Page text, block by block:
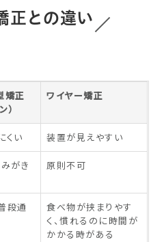
正との違い
矯正
）
ワイヤー矯正
くい 装置が見えやすい
がき
原則不可
段通
食べ物が挟まりやす
く、慣れるのに時間が
かかる時がある